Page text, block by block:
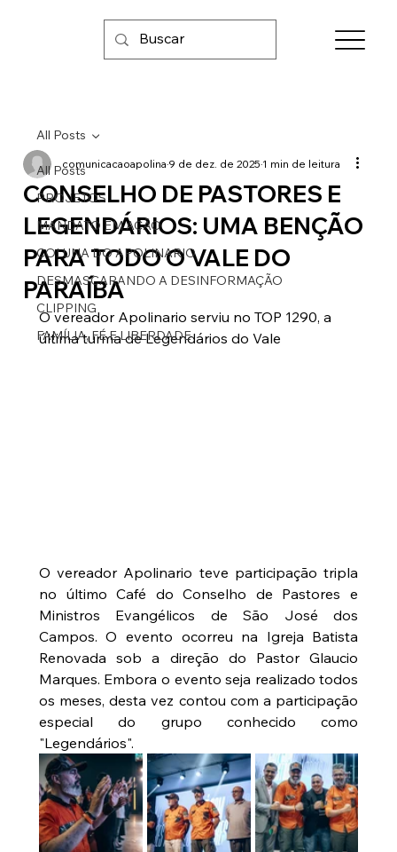
All Posts
PROJETOS
MANDATO EM AÇÃO
COLUNA DO APOLINARIO
DESMASCARANDO A DESINFORMAÇÃO
CLIPPING
FAMÍLIA, FÉ E LIBERDADE
All Posts
CONSELHO DE PASTORES E
LEGENDÁRIOS: UMA BENÇÃO
PARA TODO O VALE DO
PARAÍBA
comunicacaoapolina9 de dez. de 20251 min de leitura
O vereador Apolinario serviu no TOP 1290, a
última turma de Legendários do Vale
O vereador Apolinario teve participação tripla
no último Café do Conselho de Pastores e
Ministros Evangélicos de São José dos
Campos. O evento ocorreu na Igreja Batista
Renovada sob a direção do Pastor Glaucio
Marques. Embora o evento seja realizado todos
os meses, desta vez contou com a participação
especial do grupo conhecido como
"Legendários".